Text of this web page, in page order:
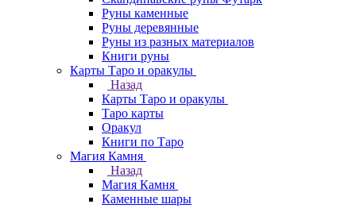
Руны каменные
Руны деревянные
Руны из разных материалов
Книги руны
Карты Таро и оракулы
Назад
Карты Таро и оракулы
Таро карты
Оракул
Книги по Таро
Магия Камня
Назад
Магия Камня
Каменные шары